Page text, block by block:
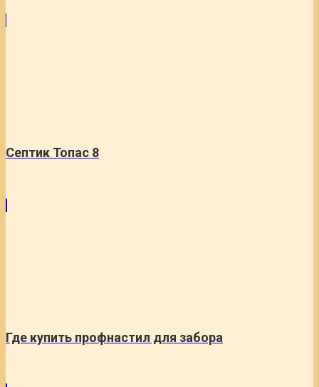
Септик Топас 8
Где купить профнастил для забора